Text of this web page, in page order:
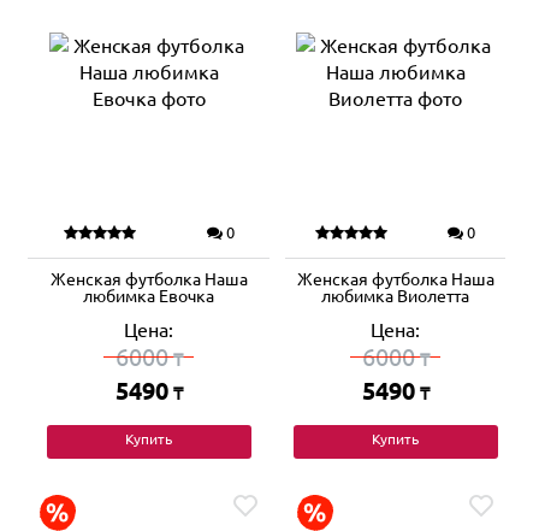
0
Женская футболка Наша
любимка Евочка
Цена:
6000₸
5490 ₸
Купить
0
Женская футболка Наша
любимка Виолетта
Цена:
6000₸
5490 ₸
Купить